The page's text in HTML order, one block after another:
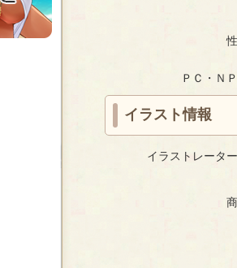
ＰＣ・Ｎ
イラスト情報
イラストレータ